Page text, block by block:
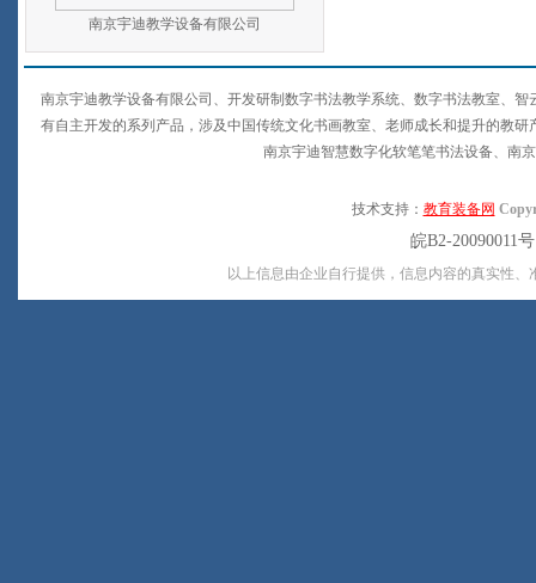
南京宇迪教学设备有限公司
南京宇迪教学设备有限公司、开发研制数字书法教学系统、数字书法教室、
有自主开发的系列产品，涉及中国传统文化书画教室、老师成长和提升的教
南京宇迪智慧数字化软笔笔书法设备、南
技术支持： 教育装备网
皖B2-20090011
以上信息由企业自行提供，信息内容的真实性